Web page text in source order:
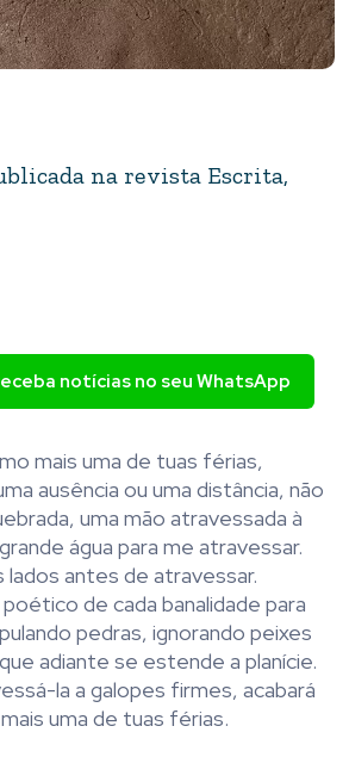
na revista Escrita,
notícias no seu WhatsApp
mais uma de tuas férias,
ausência ou uma distância, não
uma mão atravessada à
água para me atravessar.
lados antes de atravessar.
de cada banalidade para
pedras, ignorando peixes
adiante se estende a planície.
la a galopes firmes, acabará
uma de tuas férias.